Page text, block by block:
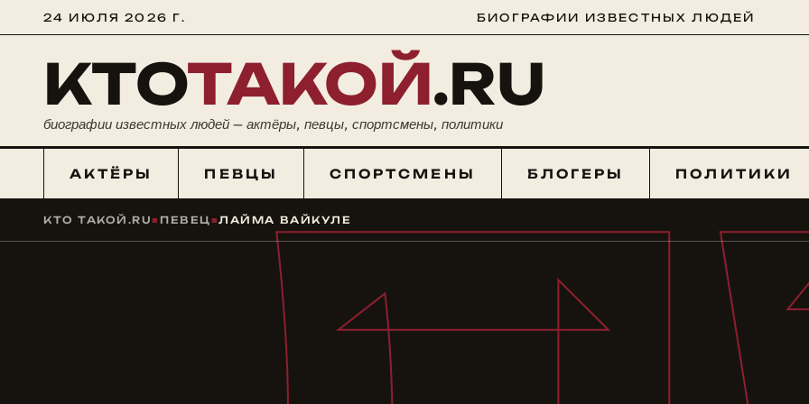
24 ИЮЛЯ 2026 Г. БИОГРАФИИ ИЗВЕСТНЫХ ЛЮДЕЙ
КТОТАКОЙ.RU
биографии известных людей — актёры, певцы, спортсмены, политики
АКТЁРЫ ПЕВЦЫ СПОРТСМЕНЫ БЛОГЕРЫ ПОЛИТИКИ
КТО ТАКОЙ.RU■ ПЕВЕЦ■ЛАЙМА ВАЙКУЛЕ